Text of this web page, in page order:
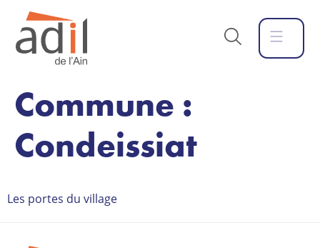
Commune :
Condeissiat
Les portes du village